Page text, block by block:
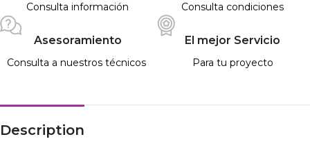
Consulta información Consulta condiciones
Asesoramiento
Consulta a nuestros técnicos
El mejor Servicio
Para tu proyecto
Description